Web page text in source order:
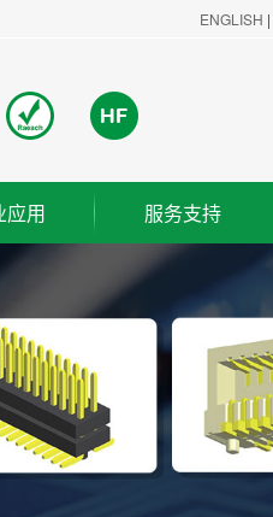
ENGLISH |
应用
例
服务支持